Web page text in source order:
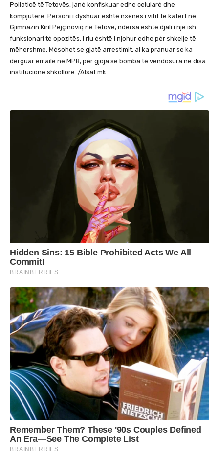
Pollaticë të Tetovës, janë konfiskuar edhe celularë dhe
kompjuterë. Personi i dyshuar është nxënës i vitit të katërt në
Gjimnazin Kiril Pejçinoviq në Tetovë, ndërsa është djali i një ish
funksionari të opozitës. I riu është i njohur edhe për shkelje të
mëhershme. Mësohet se gjatë arrestimit, ai ka pranuar se ka
dërguar emaile në MPB, për gjoja se bomba të vendosura në disa
institucione shkollore. /Alsat.mk